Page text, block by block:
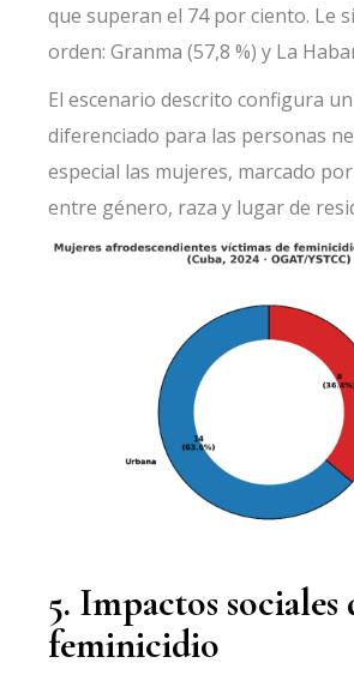
que superan el 74 por ciento. Le
orden: Granma (57,8 %) y La
El escenario descrito configura
diferenciado para las personas
especial las mujeres, marcado
entre género, raza y lugar de
5. Impactos sociales
feminicidio